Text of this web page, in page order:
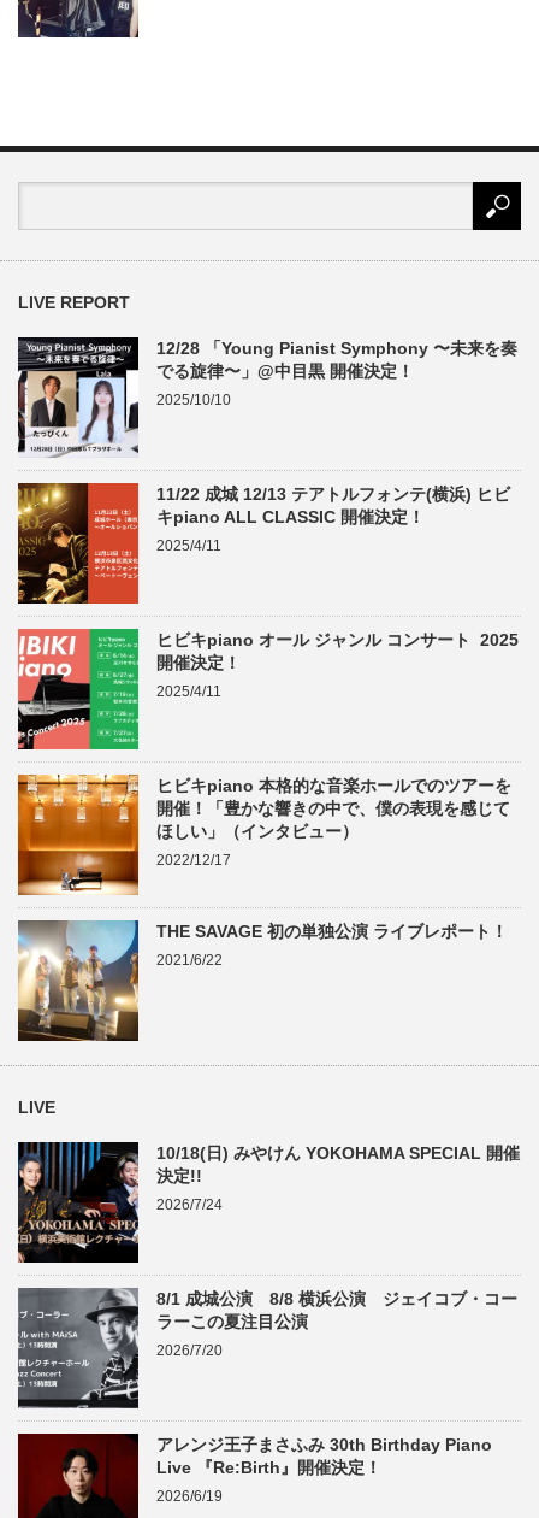
LIVE REPORT
12/28 「Young Pianist Symphony 〜未来を奏
でる旋律〜」@中目黒 開催決定！
2025/10/10
11/22 成城 12/13 テアトルフォンテ(横浜) ヒビ
キpiano ALL CLASSIC 開催決定！
2025/4/11
ヒビキpiano オール ジャンル コンサート 2025
開催決定！
2025/4/11
ヒビキpiano 本格的な音楽ホールでのツアーを
開催！「豊かな響きの中で、僕の表現を感じて
ほしい」（インタビュー）
2022/12/17
THE SAVAGE 初の単独公演 ライブレポート！
2021/6/22
LIVE
10/18(日) みやけん YOKOHAMA SPECIAL 開催
決定!!
2026/7/24
8/1 成城公演 8/8 横浜公演 ジェイコブ・コー
ラーこの夏注目公演
2026/7/20
アレンジ王子まさふみ 30th Birthday Piano
Live 『Re:Birth』開催決定！
2026/6/19